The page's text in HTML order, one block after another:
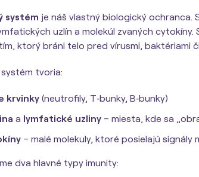
systém je náš vlastný biologický ochranca.
uzlín a molekúl zvaných
ktorý bráni telo pred vírusmi, baktériami
systém tvoria:
krvinky(neutrofily, T‑bunky, B‑bunky)
a lymfatické uzliny– miesta, kde sa
– malé molekuly, ktoré posielajú signály
dva hlavné typy imunity: